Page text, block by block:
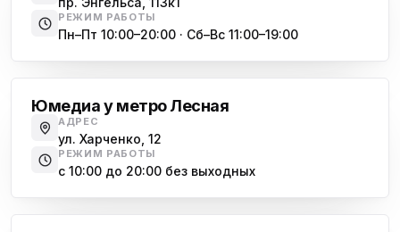
РЕЖИМ РАБОТЫ
Пн–Пт 10:00–20:00 · Сб–Вс 11:00–19:00
Юмедиа у метро Лесная
АДРЕС
ул. Харченко, 12
РЕЖИМ РАБОТЫ
с 10:00 до 20:00 без выходных